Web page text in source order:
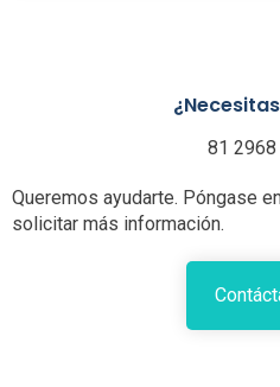
81
Queremos ayudarte. Póngase
solicitar más información.